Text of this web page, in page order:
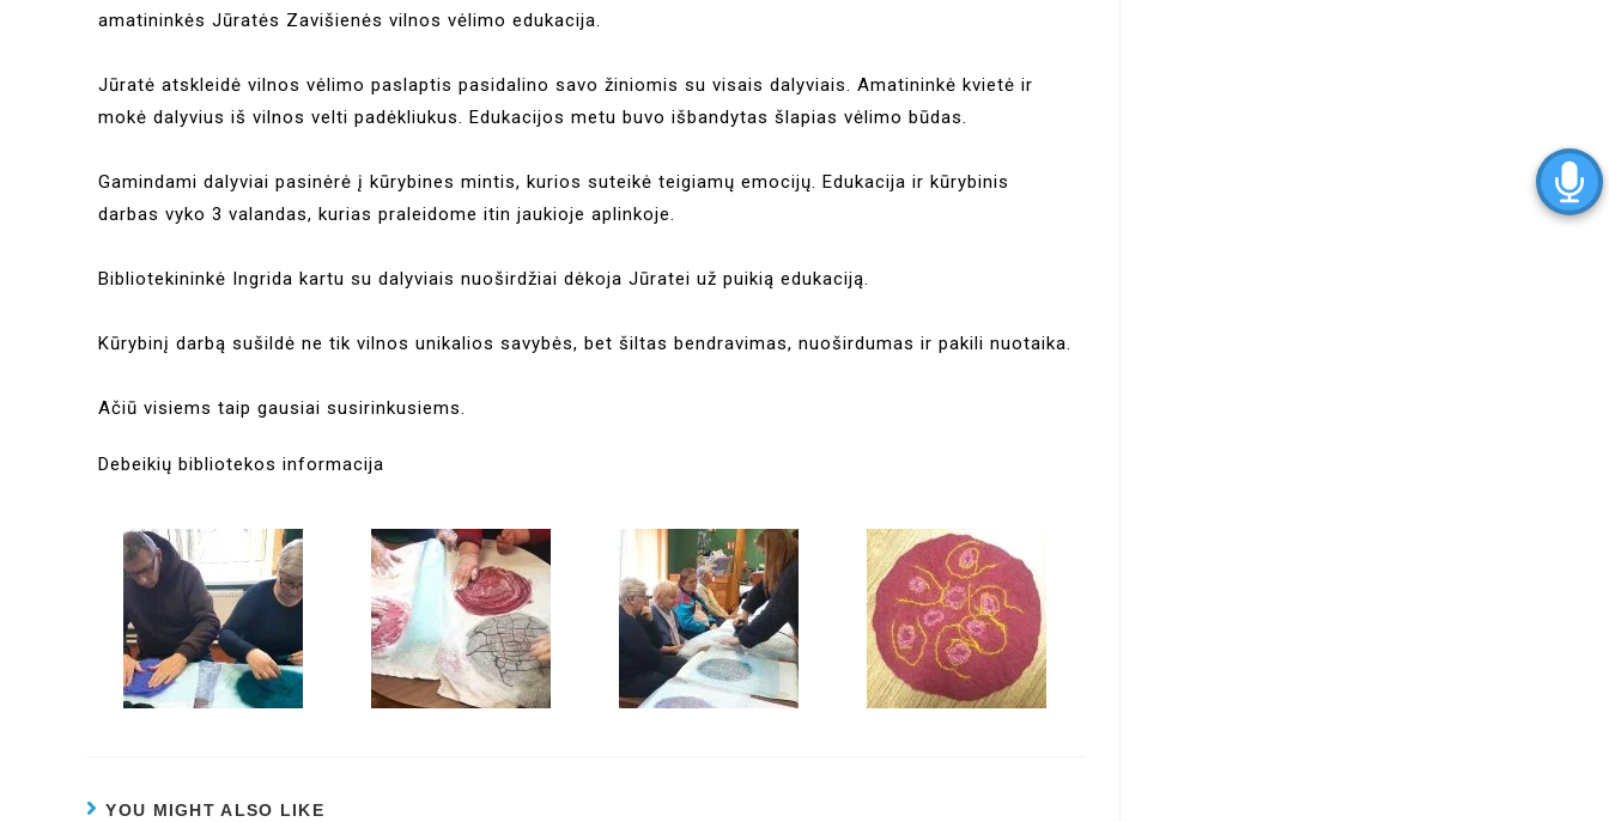
amatininkės Jūratės Zavišienės vilnos vėlimo edukacija.
Jūratė atskleidė vilnos vėlimo paslaptis pasidalino savo žiniomis su visais dalyviais. Amatininkė kvietė ir
mokė dalyvius iš vilnos velti padėkliukus. Edukacijos metu buvo išbandytas šlapias vėlimo būdas.
Gamindami dalyviai pasinėrė į kūrybines mintis, kurios suteikė teigiamų emocijų. Edukacija ir kūrybinis
darbas vyko 3 valandas, kurias praleidome itin jaukioje aplinkoje.
Bibliotekininkė Ingrida kartu su dalyviais nuoširdžiai dėkoja Jūratei už puikią edukaciją.
Kūrybinį darbą sušildė ne tik vilnos unikalios savybės, bet šiltas bendravimas, nuoširdumas ir pakili nuotaika.
Ačiū visiems taip gausiai susirinkusiems.
Debeikių bibliotekos informacija
YOU MIGHT ALSO LIKE